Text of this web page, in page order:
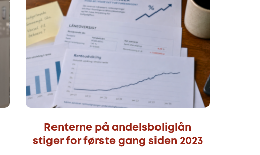
Renterne på andelsboliglån
stiger for første gang siden 2023